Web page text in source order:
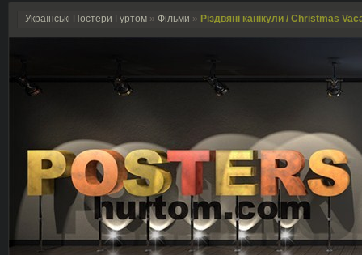
Українські Постери Гуртом » Фільми » Різдвяні канікули / Christmas